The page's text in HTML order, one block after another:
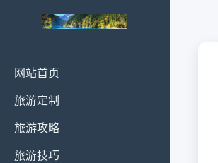
网站首页
旅游定制
旅游攻略
旅游技巧